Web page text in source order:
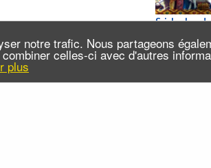
notre trafic. Nous partageons
celles-ci avec d'autres
plus
Sri-Lanka
tamoule à La
Courneuve
Jeudi 20
(et 3